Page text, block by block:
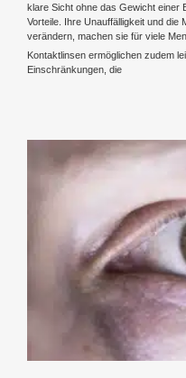
klare Sicht ohne das Gewicht einer
Vorteile. Ihre Unauffälligkeit und die
verändern, machen sie für viele
Kontaktlinsen ermöglichen zudem
Einschränkungen, die